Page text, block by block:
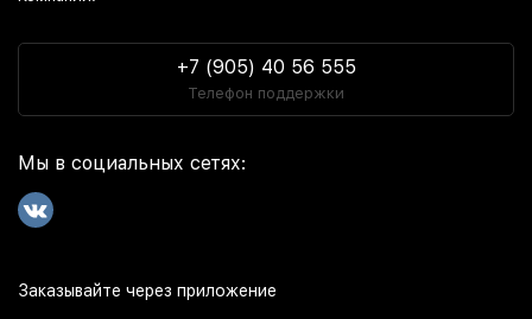
+7 (905) 40 56 555
Телефон поддержки
Мы в социальных сетях:
Заказывайте через приложение